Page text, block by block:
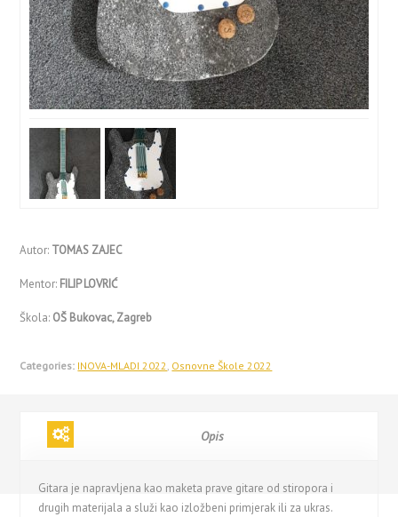
Autor: TOMAS ZAJEC
Mentor: FILIP LOVRIĆ
Škola: OŠ Bukovac, Zagreb
Categories: INOVA-MLADI 2022, Osnovne Škole 2022
Opis
Gitara je napravljena kao maketa prave gitare od stiropora i
drugih materijala a služi kao izložbeni primjerak ili za ukras.